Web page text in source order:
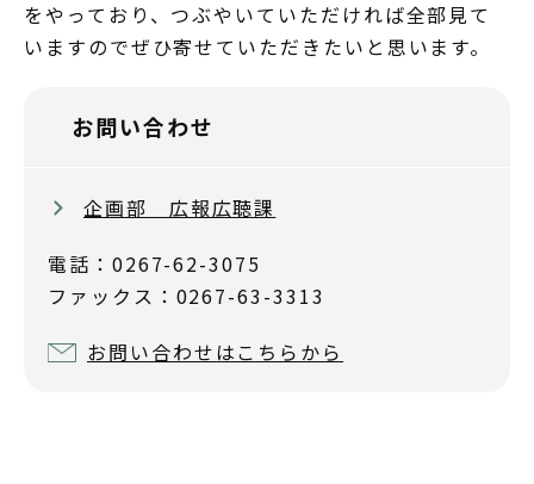
をやっており、つぶやいていただければ全部見て
いますのでぜひ寄せていただきたいと思います。
お問い合わせ
企画部 広報広聴課
電話：0267-62-3075
ファックス：0267-63-3313
お問い合わせはこちらから